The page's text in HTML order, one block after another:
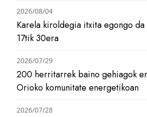
Karela kiroldegia itxita egongo
17tik 30era
2026/08/04
200 herritarrek baino gehiagok
Orioko komunitate energetikoan
2026/07/29
2026/07/28